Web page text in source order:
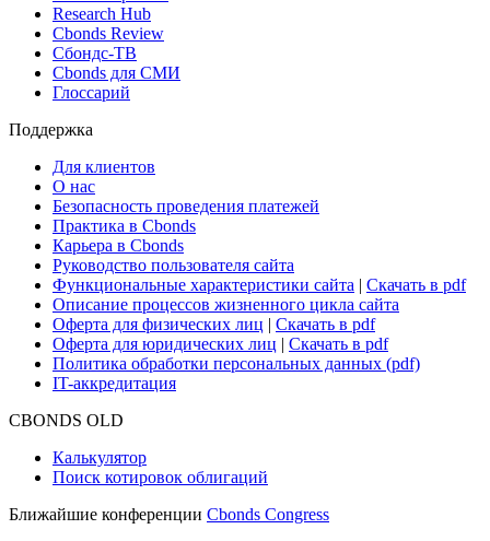
Research Hub
Cbonds Review
Сбондс-ТВ
Cbonds для СМИ
Глоссарий
Поддержка
Для клиентов
О нас
Безопасность проведения платежей
Практика в Cbonds
Карьера в Cbonds
Руководство пользователя сайта
Функциональные характеристики сайта | Скачать в pdf
Описание процессов жизненного цикла сайта
Оферта для физических лиц | Скачать в pdf
Оферта для юридических лиц | Скачать в pdf
Политика обработки персональных данных (pdf)
IT-аккредитация
CBONDS OLD
Калькулятор
Поиск котировок облигаций
Ближайшие конференции Cbonds Congress